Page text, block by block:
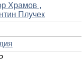
Храмов ,
Плучек